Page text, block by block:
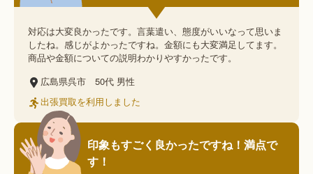
対応は大変良かったです。言葉遣い、態度がいいなって思いま
したね。感じがよかったですね。金額にも大変満足してます。
商品や金額についての説明わかりやすかったです。
広島県呉市
50代 男性
出張買取を利用しました
印象もすごく良かったですね！満点で
す！